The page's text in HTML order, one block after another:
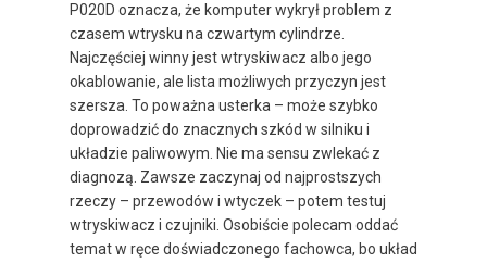
P020D oznacza, że komputer wykrył problem z
czasem wtrysku na czwartym cylindrze.
Najczęściej winny jest wtryskiwacz albo jego
okablowanie, ale lista możliwych przyczyn jest
szersza. To poważna usterka – może szybko
doprowadzić do znacznych szkód w silniku i
układzie paliwowym. Nie ma sensu zwlekać z
diagnozą. Zawsze zaczynaj od najprostszych
rzeczy – przewodów i wtyczek – potem testuj
wtryskiwacz i czujniki. Osobiście polecam oddać
temat w ręce doświadczonego fachowca, bo układ